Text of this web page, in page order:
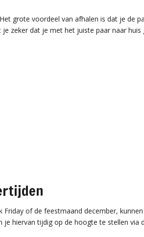
grote voordeel van afhalen is dat je de
je zeker dat je met het juiste paar naar huis
of de feestmaand december,
hiervan tijdig op de hoogte te stellen via